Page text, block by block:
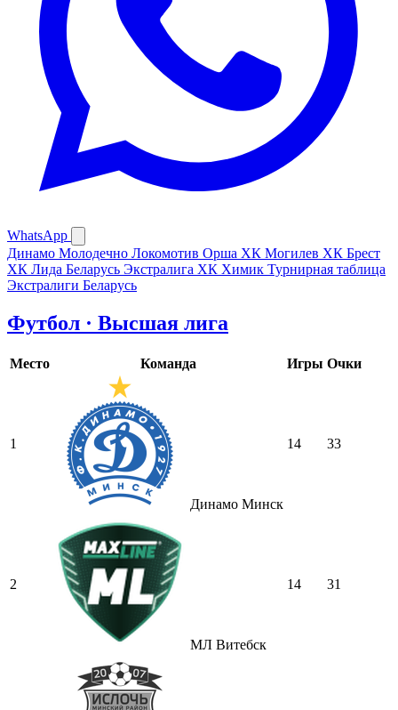
WhatsApp
Динамо Молодечно Локомотив Орша ХК Могилев ХК Брест
ХК Лида Беларусь Экстралига ХК Химик Турнирная таблица
Экстралиги Беларусь
Футбол · Высшая лига
Место Команда Игры Очки
1
Динамо Минск
14 33
2
МЛ Витебск
14 31